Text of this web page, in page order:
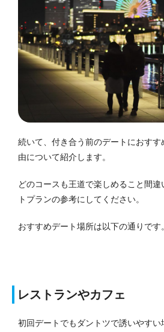
続いて、付き合う前のデートにおす
由について紹介します。
どのコースも王道で楽しめること間
トプランの参考にしてください。
おすすめデート場所は以下の通りです。
レストランやカフェ
初回デートでもダントツで誘いやす